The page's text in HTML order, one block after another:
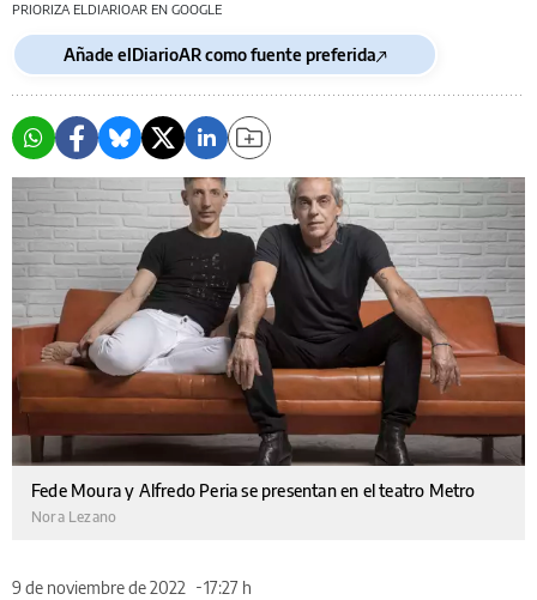
PRIORIZA ELDIARIOAR EN GOOGLE
Añade elDiarioAR como fuente preferida
Fede Moura y Alfredo Peria se presentan en el teatro Metro
Nora Lezano
9 de noviembre de 2022
17:27 h